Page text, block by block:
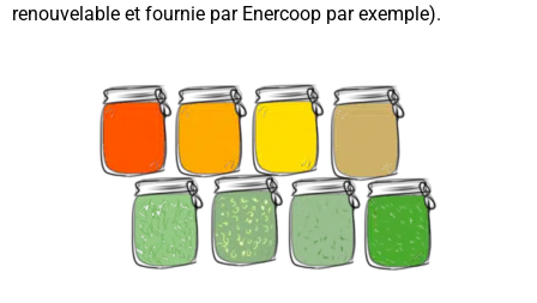
renouvelable et fournie par Enercoop par exemple).